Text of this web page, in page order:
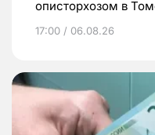
описторхозом в
17:00 / 06.08.26